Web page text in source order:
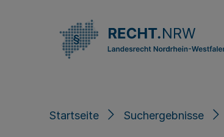
Startseite Suchergebnisse